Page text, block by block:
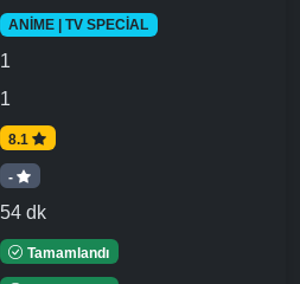
ANIME | TV SPECIAL
1
1
8.1
-
54 dk
Tamamlandı